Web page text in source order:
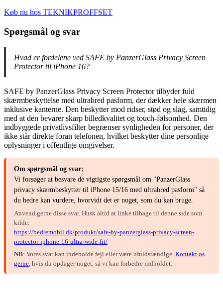
Køb nu hos TEKNIKPROFFSET
Spørgsmål og svar
Hvad er fordelene ved SAFE by PanzerGlass Privacy Screen
Protector til iPhone 16?
SAFE by PanzerGlass Privacy Screen Protector tilbyder fuld
skærmbeskyttelse med ultrabred pasform, der dækker hele skærmen
inklusive kanterne. Den beskytter mod ridser, stød og slag, samtidig
med at den bevarer skarp billedkvalitet og touch-følsomhed. Den
indbyggede privatlivsfilter begrænser synligheden for personer, der
ikke står direkte foran telefonen, hvilket beskytter dine personlige
oplysninger i offentlige omgivelser.
Om spørgsmål og svar:
Vi forsøger at besvare de vigtigste spørgsmål om "PanzerGlass
privacy skærmbeskytter til iPhone 15/16 med ultrabred pasform" så
du bedre kan vurdere, hvorvidt det er noget, som du kan bruge.
Anvend gerne disse svar. Husk altid at linke tilbage til denne side som
kilde:
https://bedremobil.dk/produkt/safe-by-panzerglass-privacy-screen-
protector-iphone-16-ultra-wide-fit/
NB: Vores svar kan indeholde fejl eller være ufuldstændige. Kontakt os
gerne , hvis du opdager noget, så vi kan forbedre indholdet.